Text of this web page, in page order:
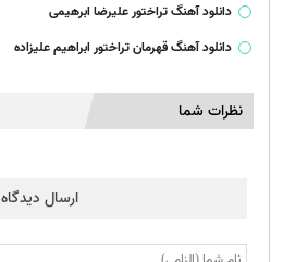
دانلود آهنگ تراختور علیرضا ابرهیمی
دانلود آهنگ قهرمان تراختور ابراهیم علیزاده
نظرات شما
ارسال دیدگاه